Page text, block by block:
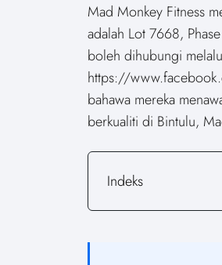
Mad Monkey Fitness
adalah Lot 7668,
boleh dihubungi
https://
bahawa mereka
berkualiti di Bintulu,
Indeks